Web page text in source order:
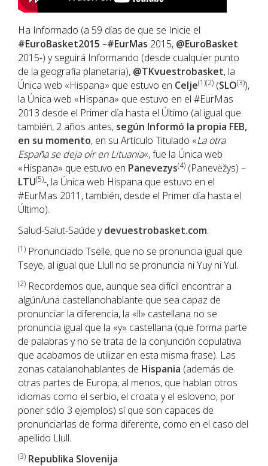
Ha Informado (a 59 días de que se Inicie el
#EuroBasket2015 –#EurMas 2015, @EuroBasket
2015-) y seguirá Informando (desde cualquier punto
de la geografía planetaria), @TKvuestrobasket, la
Única web «Hispana» que estuvo en Celje(1)(2) (SLO(3)),
la Única web «Hispana» que estuvo en el #EurMas
2013 desde el Primer día hasta el Último (al igual que
también, 2 años antes, según Informó la propia FEB,
en su momento, en su Artículo Titulado «La otra
España se deja oír en Lituania«, fue la Única web
«Hispana» que estuvo en Panevezys(4) (Panevėžys) –
LTU(5)-, la Única web Hispana que estuvo en el
#EurMas 2011, también, desde el Primer día hasta el
Último).
Salud-Salut-Saúde ydevuestrobasket.com.
(1) Pronunciado Tselle, que no se pronuncia igual que
Tseye, al igual que Llull no se pronuncia ni Yuy ni Yul.
(2) Recordemos que, aunque sea difícil encontrar a
algún/una castellanohablante que sea capaz de
pronunciar la diferencia, la «ll» castellana no se
pronuncia igual que la «y» castellana (que forma parte
de palabras y no se trata de la conjunción copulativa
que acabamos de utilizar en esta misma frase). Las
zonas catalanohablantes de Hispania (además de
otras partes de Europa, al menos, que hablan otros
idiomas como el serbio, el croata y el esloveno, por
poner sólo 3 ejemplos) sí que son capaces de
pronunciarlas de forma diferente, como en el caso del
apellido Llull.
(3) Republika Slovenija